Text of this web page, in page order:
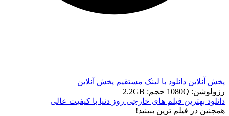
پخش آنلاین دانلود با لينک مستقيم پخش آنلاین
رزولوشن: 1080Q
حجم: 2.2GB
دانلود بهترین فیلم های خارجی روز دنیا با کیفیت عالی
همچنين در فيلم ترين ببينيد!